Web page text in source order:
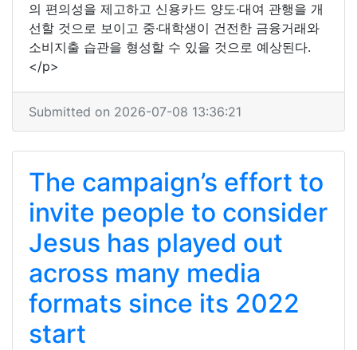
의 편의성을 제고하고 신용카드 양도·대여 관행을 개
선할 것으로 보이고 중·대학생이 건전한 금융거래와
소비지출 습관을 형성할 수 있을 것으로 예상된다.
</p>
Submitted on 2026-07-08 13:36:21
The campaign’s effort to
invite people to consider
Jesus has played out
across many media
formats since its 2022
start